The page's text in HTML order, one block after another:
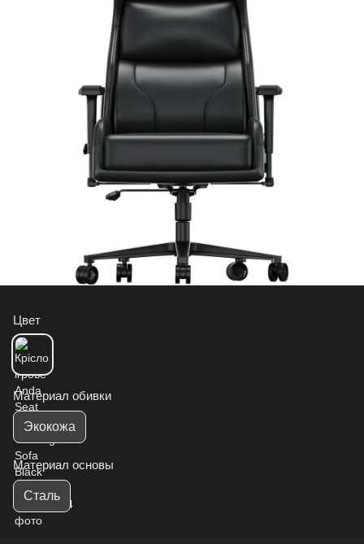
Цвет
Материал обивки
Экокожа
Материал основы
Сталь